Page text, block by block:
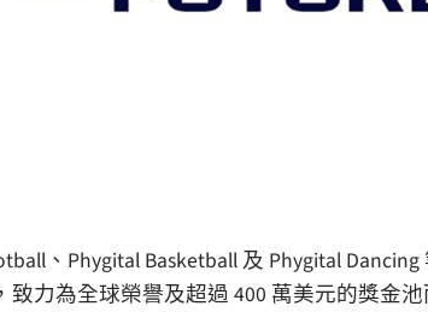
、Phygital Basketball 及 Phygital Dancing
致力為全球榮譽及超過 400 萬美元的獎金池